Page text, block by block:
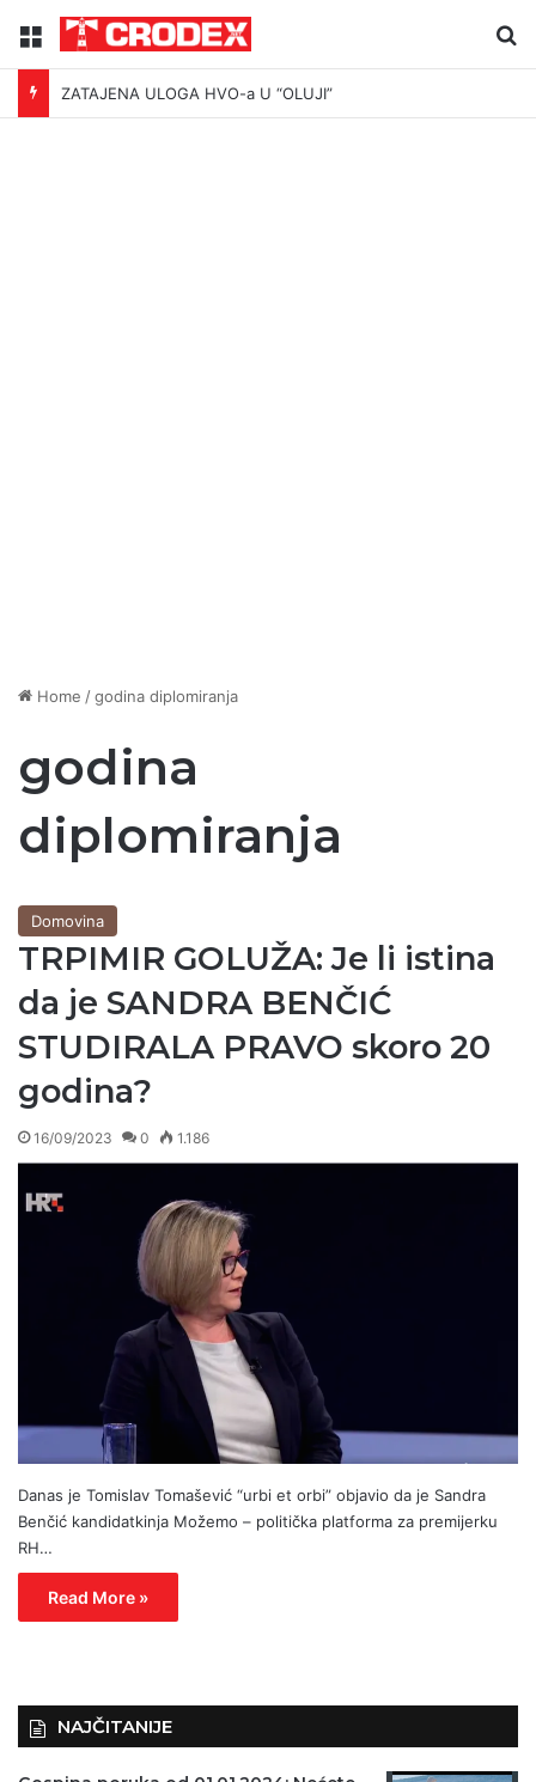
Menu
ZATAJENA ULOGA HVO-a U “OLUJI”
Home /godina diplomiranja
godina
diplomiranja
Domovina
TRPIMIR GOLUŽA: Je li istina
da je SANDRA BENČIĆ
STUDIRALA PRAVO skoro 20
godina?
16/09/2023 0 1.186
Danas je Tomislav Tomašević “urbi et orbi” objavio da je Sandra
Benčić kandidatkinja Možemo – politička platforma za premijerku
RH…
Read More »
NAJČITANIJE